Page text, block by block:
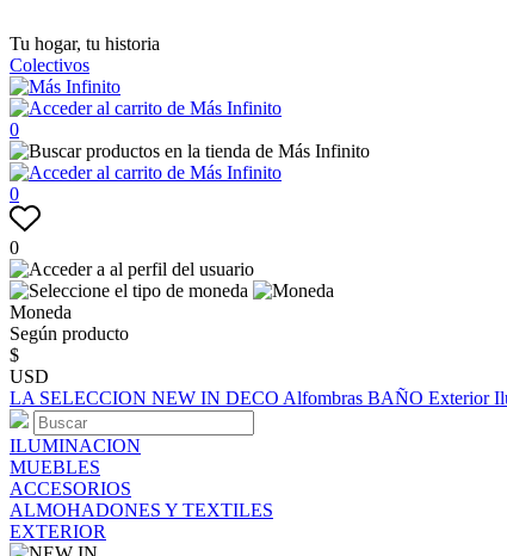
Tu hogar, tu historia
Colectivos
0
0
0
Moneda
Según producto
$
USD
LA SELECCION NEW IN DECO Alfombras BAÑO Exterior
ILUMINACION
MUEBLES
ACCESORIOS
ALMOHADONES Y TEXTILES
EXTERIOR